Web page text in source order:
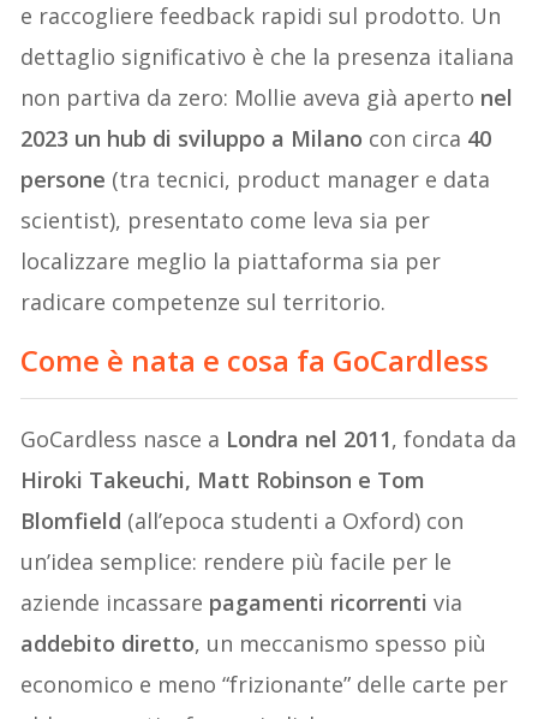
e raccogliere feedback rapidi sul prodotto. Un
dettaglio significativo è che la presenza italiana
non partiva da zero: Mollie aveva già aperto nel
2023 un hub di sviluppo a Milano con circa 40
persone (tra tecnici, product manager e data
scientist), presentato come leva sia per
localizzare meglio la piattaforma sia per
radicare competenze sul territorio.
Come è nata e cosa fa GoCardless
GoCardless nasce a Londra nel 2011, fondata da
Hiroki Takeuchi, Matt Robinson e Tom
Blomfield (all’epoca studenti a Oxford) con
un’idea semplice: rendere più facile per le
aziende incassare pagamenti ricorrenti via
addebito diretto, un meccanismo spesso più
economico e meno “frizionante” delle carte per